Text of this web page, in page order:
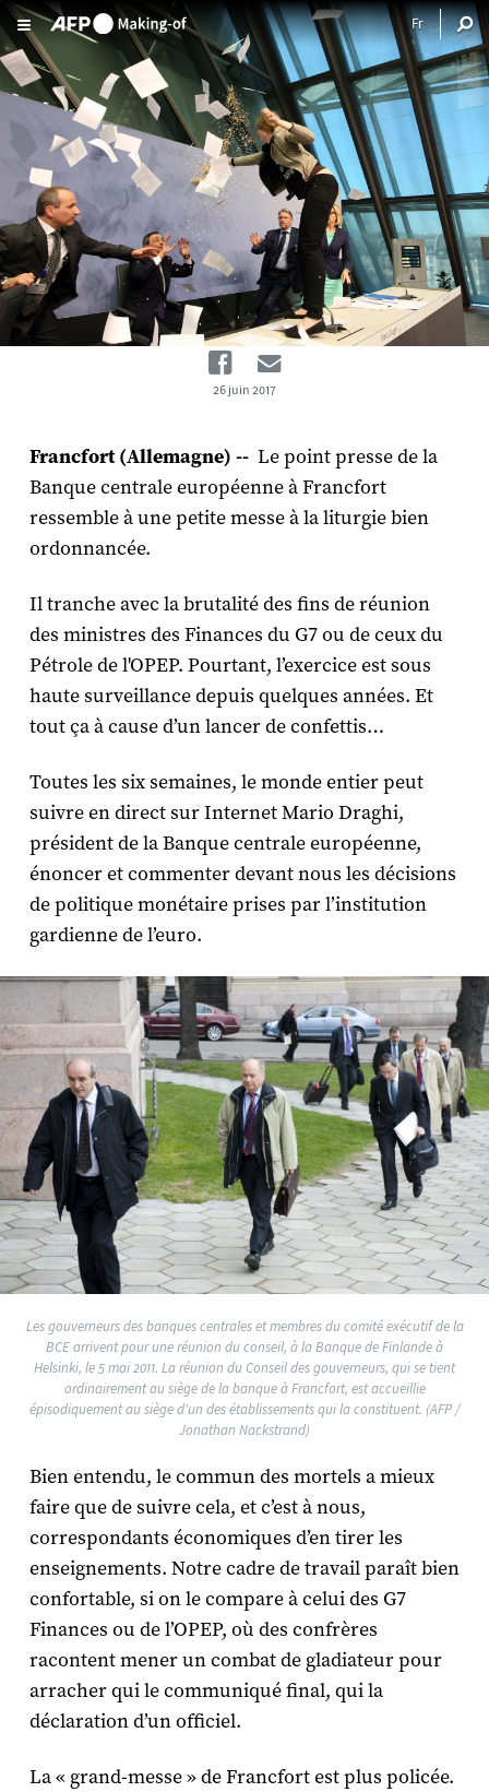
Aller au contenu principal
Les confettis de la BCE
Facebook
26 juin 2017
Francfort (Allemagne) -- Le point presse de la
Banque centrale européenne à Francfort
ressemble à une petite messe à la liturgie bien
ordonnancée.
Il tranche avec la brutalité des fins de réunion
des ministres des Finances du G7 ou de ceux du
Pétrole de l'OPEP. Pourtant, l’exercice est sous
haute surveillance depuis quelques années. Et
tout ça à cause d’un lancer de confettis…
Toutes les six semaines, le monde entier peut
suivre en direct sur Internet Mario Draghi,
président de la Banque centrale européenne,
énoncer et commenter devant nous les décisions
de politique monétaire prises par l’institution
gardienne de l’euro.
Les gouverneurs des banques centrales et membres du comité exécutif de la
BCE arrivent pour une réunion du conseil, à la Banque de Finlande à
Helsinki, le 5 mai 2011. La réunion du Conseil des gouverneurs, qui se tient
ordinairement au siège de la banque à Francfort, est accueillie
épisodiquement au siège d'un des établissements qui la constituent. (AFP /
Jonathan Nackstrand)
Bien entendu, le commun des mortels a mieux
faire que de suivre cela, et c’est à nous,
correspondants économiques d’en tirer les
enseignements. Notre cadre de travail paraît bien
confortable, si on le compare à celui des G7
Finances ou de l’OPEP, où des confrères
racontent mener un combat de gladiateur pour
arracher qui le communiqué final, qui la
déclaration d’un officiel.
La « grand-messe » de Francfort est plus policée.